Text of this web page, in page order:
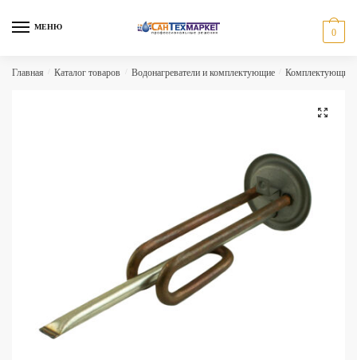
МЕНЮ
0
Главная Каталог товаров Водонагреватели и комплектующие Комплектующие
🔍